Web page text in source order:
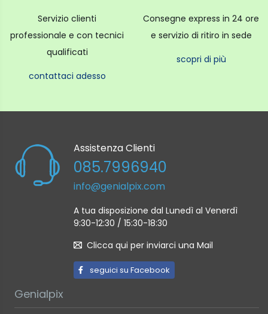
vita, ovunque ti portino le tue avventure.
Ecco perché questa fotocamera è dotata di
controlli semplicissimi in modo che tutti i tuoi amici
possano provarci. Ruota per accendere.
Ruota ulteriormente per accedere alla modalità
Ruota per spegnere.
Il Kit contiene una instax mini 12 fotocamera,
tracolla, manuale d'uso, batterie AA x 2 più 2
pellicole per un totale di 40 foto.
Servizio clienti
professionale e con tecnici
qualificati
contattaci adesso
Consegne express in 24 ore
e servizio di ritiro in sede
scopri di più
Assistenza Clienti
085.7996940
info@genialpix.com
A tua disposizione dal Lunedì al Venerdì
9:30-12:30 / 15:30-18:30
Clicca qui per inviarci una Mail
seguici su Facebook
Genialpix